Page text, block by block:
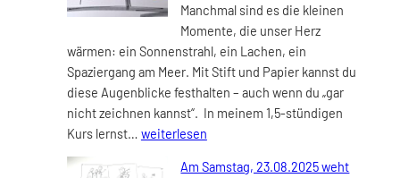
und
Verbindung“
Manchmal sind es die kleinen
Momente, die unser Herz
wärmen: ein Sonnenstrahl, ein Lachen, ein
Spaziergang am Meer. Mit Stift und Papier kannst du
diese Augenblicke festhalten – auch wenn du „gar
nicht zeichnen kannst“. In meinem 1,5-stündigen
Kurs lernst… „Sketche
Sommer
weiterlesen
Am Samstag, 23.08.2025 weht